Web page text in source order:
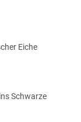
Eiche
Schwarze